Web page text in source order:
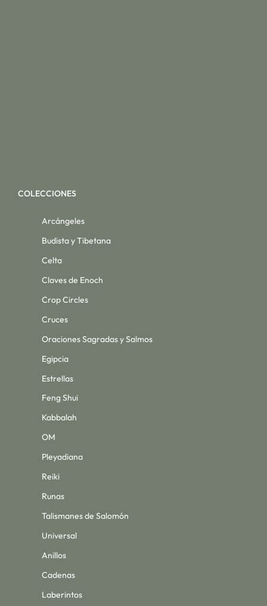
COLECCIONES
Arcángeles
Budista y Tibetana
Celta
Claves de Enoch
Crop Circles
Cruces
Oraciones Sagradas y Salmos
Egipcia
Estrellas
Feng Shui
Kabbalah
OM
Pleyadiana
Reiki
Runas
Talismanes de Salomón
Universal
Anillos
Cadenas
Laberintos